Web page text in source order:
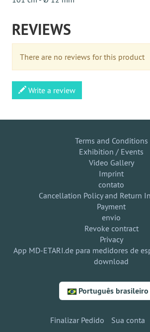
REVIEWS
There are no reviews for this product
Write a review
Terms and Conditions
Exhibition / Events
Video Gallery
Imprint
contato
Cancellation Policy and Return
Payment
envio
Revoke contract
Privacy
App MD-ETARI.de para medidores de
download
Português brasileiro
Finalizar Pedido Sua conta